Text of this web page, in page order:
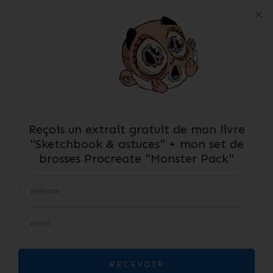
Reçois un extrait gratuit de mon livre
"Sketchbook & astuces" + mon set de
brosses Procreate "Monster Pack"
RECEVOIR